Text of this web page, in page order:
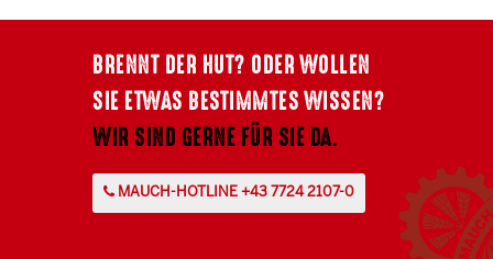
BRENNT DER HUT? ODER WOLLEN
SIE ETWAS BESTIMMTES WISSEN?
WIR SIND GERNE FÜR SIE DA.
MAUCH-HOTLINE +43 7724 2107-0